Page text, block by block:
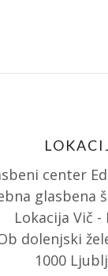
center
glasbena
Lokacija Vič -
dolenjski
1000